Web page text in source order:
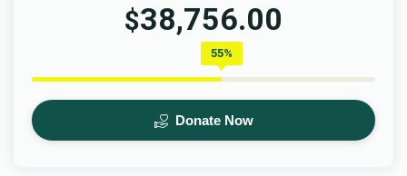
$38,756.00
55%
Donate Now